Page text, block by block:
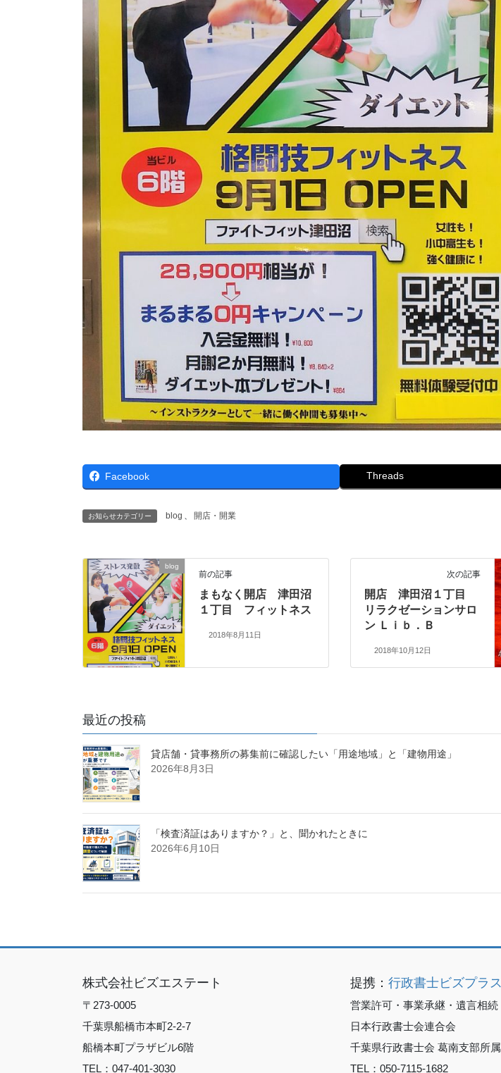
Facebook Threads
お知らせカテゴリー blog 、 開店・開業
blog
前の記事
まもなく開店 津田沼
１丁目 フィットネス
2018年8月11日
次の記事
開店 津田沼１丁目
リラクゼーションサロ
ン Ｌｉｂ．Ｂ
2018年10月12日
最近の投稿
貸店舗・貸事務所の募集前に確認したい「用途地域」と「建物用途」
2026年8月3日
「検査済証はありますか？」と、聞かれたときに
2026年6月10日
株式会社ビズエステート
〒273-0005
千葉県船橋市本町2-2-7
船橋本町プラザビル6階
TEL：047-401-3030
提携： 行政書士ビズプラス
営業許可・事業承継・遺言相続
日本行政書士会連合会
千葉県行政書士会 葛南支部所属
TEL：050-7115-1682